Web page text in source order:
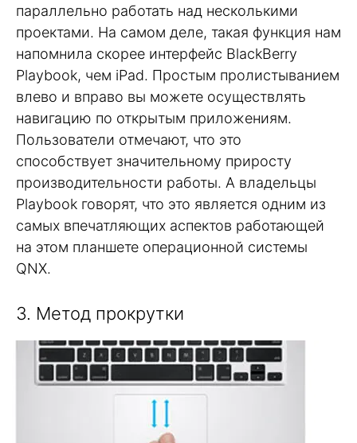
параллельно работать над несколькими
проектами. На самом деле, такая функция нам
напомнила скорее интерфейс BlackBerry
Playbook, чем iPad. Простым пролистыванием
влево и вправо вы можете осуществлять
навигацию по открытым приложениям.
Пользователи отмечают, что это
способствует значительному приросту
производительности работы. А владельцы
Playbook говорят, что это является одним из
самых впечатляющих аспектов работающей
на этом планшете операционной системы
QNX.
3. Метод прокрутки